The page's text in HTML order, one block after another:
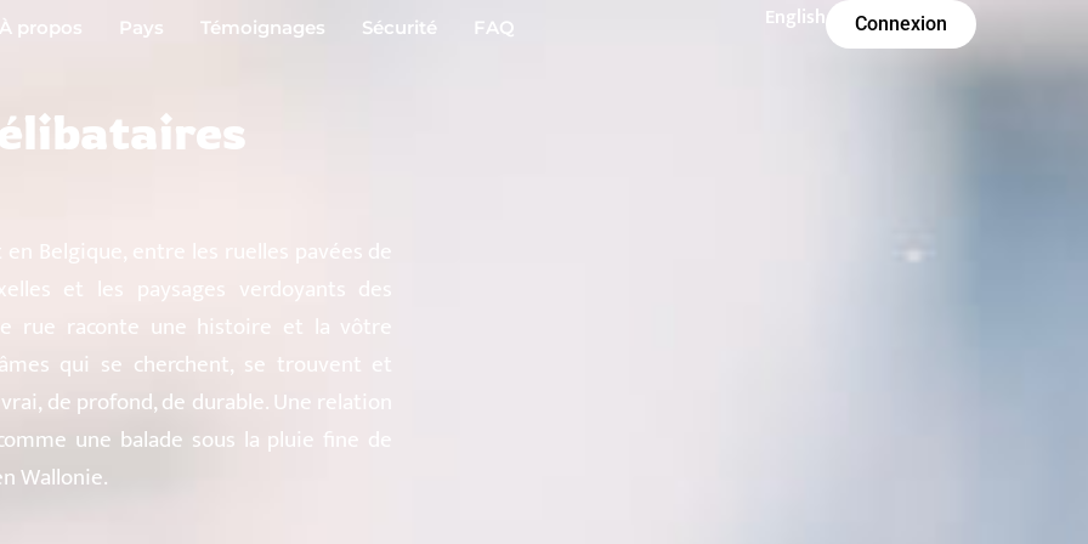
English Connexion
À propos Pays Témoignages Sécurité FAQ
Belgique, entre les ruelles pavées de
et les paysages verdoyants des
rue raconte une histoire et la vôtre
qui se cherchent, se trouvent et
de profond, de durable. Une relation
une balade sous la pluie fine de
Wallonie.